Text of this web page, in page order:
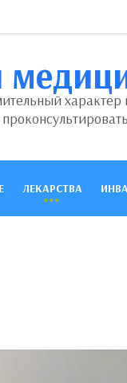
характер
ЛЕКАРСТВА